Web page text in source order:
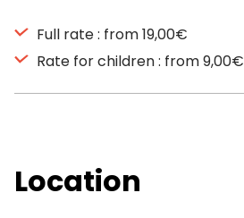
Full rate : from 19,00€
Rate for children : from 9,00€
Location